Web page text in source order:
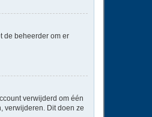
de beheerder om er
verwijderd om één
verwijderen. Dit doen ze